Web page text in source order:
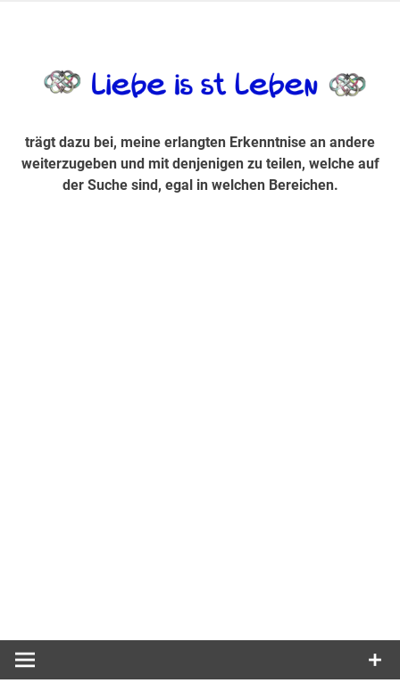
Suche sind, egal in welchen Bereichen.
trägt dazu bei, meine erlangten Erkenntnise an andere
weiterzugeben und mit denjenigen zu teilen, welche auf
der Suche sind, egal in welchen Bereichen.